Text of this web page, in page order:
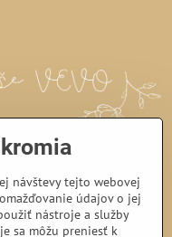
návštevy tejto webovej
údajov o jej
nástroje a služby
sa môžu preniesť k